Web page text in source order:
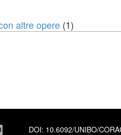
altre opere (1)
DOI: 10.6092/UNIBO/